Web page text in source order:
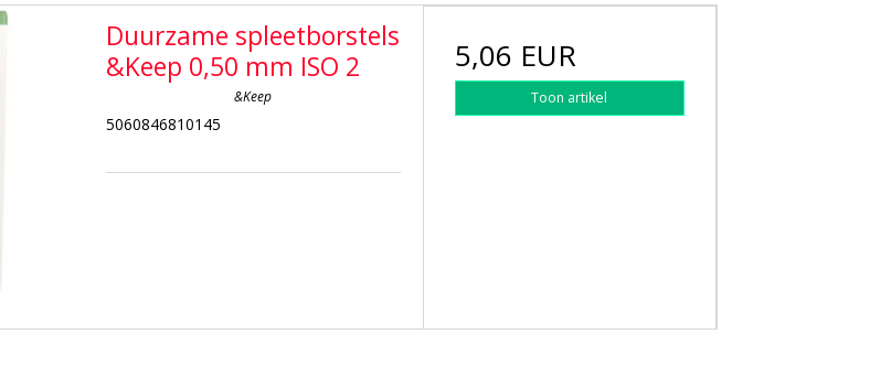
Duurzame spleetborstels
&Keep 0,50 mm ISO 2
&Keep
5060846810145
5,06 EUR
Toon artikel